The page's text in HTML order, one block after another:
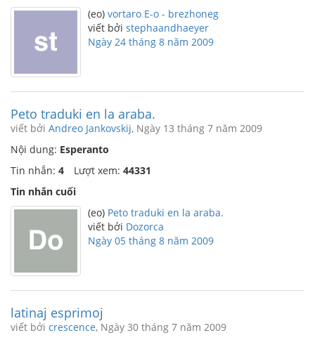
(eo) vortaro E-o - brezhoneg
viết bởi stephaandhaeyer
Ngày 24 tháng 8 năm 2009
Peto traduki en la araba.
viết bởi Andreo Jankovskij, Ngày 13 tháng 7 năm 2009
Nội dung: Esperanto
Tin nhắn: 4 Lượt xem: 44331
Tin nhắn cuối
(eo) Peto traduki en la araba.
viết bởi Dozorca
Ngày 05 tháng 8 năm 2009
latinaj esprimoj
viết bởi crescence, Ngày 30 tháng 7 năm 2009